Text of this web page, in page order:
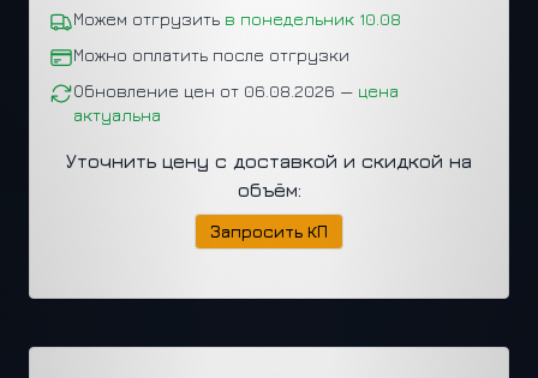
Можем отгрузить в понедельник 10.08
Можно оплатить после отгрузки
Обновление цен от 06.08.2026 — цена
актуальна
Уточнить цену с доставкой и скидкой на
объём:
Запросить КП